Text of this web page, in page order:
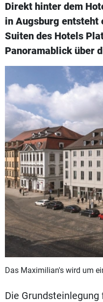
Direkt hinter dem
in Augsburg entsteht
Suiten des Hotels
Panoramablick über
Das Maximilian's wird um
Die